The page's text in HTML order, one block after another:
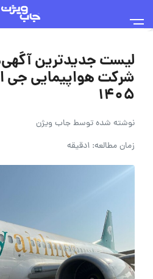
لیست جدیدترین
۱۴۰۵
نوشته شده توسطجاب ویژن
زمان مطالعه: 1دقیقه